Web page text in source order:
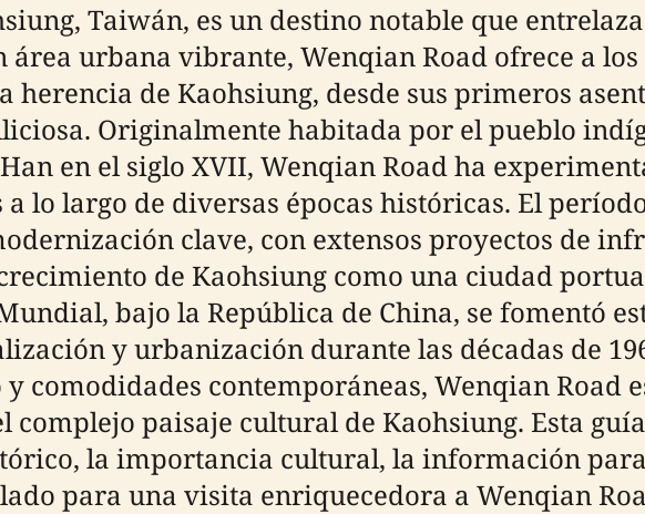
Taiwán, es un destino notable que
urbana vibrante, Wenqian Road ofrece a
de Kaohsiung, desde sus primeros
Originalmente habitada por el pueblo
en el siglo XVII, Wenqian Road ha
lo largo de diversas épocas históricas. El
clave, con extensos proyectos de
de Kaohsiung como una ciudad
bajo la República de China, se fomentó
y urbanización durante las décadas de
comodidades contemporáneas, Wenqian Road
complejo paisaje cultural de Kaohsiung. Esta
la importancia cultural, la información
para una visita enriquecedora a Wenqian